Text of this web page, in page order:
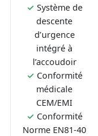
✓ Système de
descente
d’urgence
intégré à
l’accoudoir
✓ Conformité
médicale
CEM/EMI
✓ Conformité
Norme EN81-40